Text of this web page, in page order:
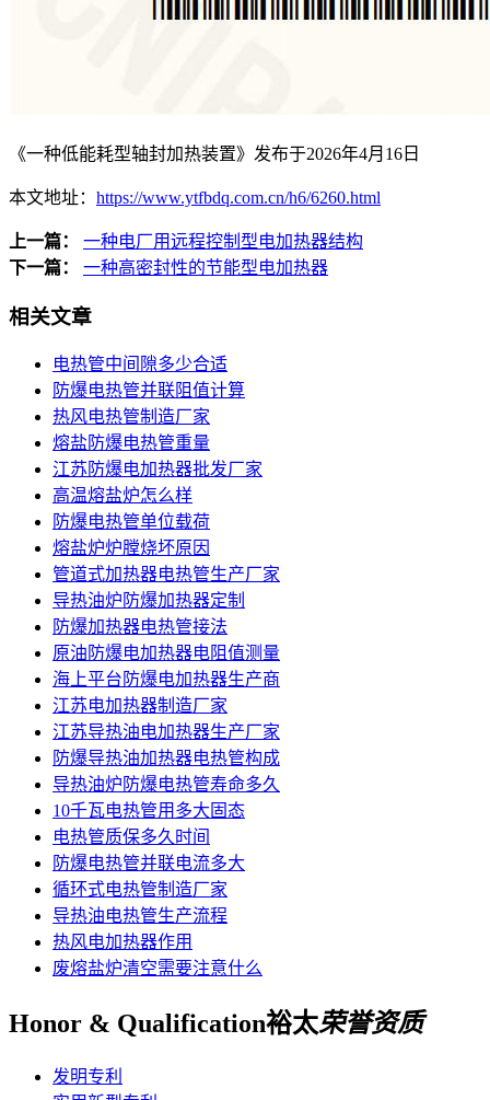
《一种低能耗型轴封加热装置》发布于2026年4月16日
本文地址： https://www.ytfbdq.com.cn/h6/6260.html
上一篇：
一种电厂用远程控制型电加热器结构
下一篇：
一种高密封性的节能型电加热器
相关文章
电热管中间隙多少合适
防爆电热管并联阻值计算
热风电热管制造厂家
熔盐防爆电热管重量
江苏防爆电加热器批发厂家
高温熔盐炉怎么样
防爆电热管单位载荷
熔盐炉炉膛烧坏原因
管道式加热器电热管生产厂家
导热油炉防爆加热器定制
防爆加热器电热管接法
原油防爆电加热器电阻值测量
海上平台防爆电加热器生产商
江苏电加热器制造厂家
江苏导热油电加热器生产厂家
防爆导热油加热器电热管构成
导热油炉防爆电热管寿命多久
10千瓦电热管用多大固态
电热管质保多久时间
防爆电热管并联电流多大
循环式电热管制造厂家
导热油电热管生产流程
热风电加热器作用
废熔盐炉清空需要注意什么
Honor & Qualification裕太荣誉资质
发明专利